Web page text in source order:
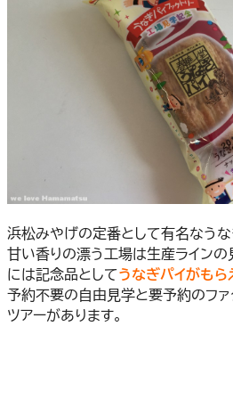
浜松みやげの定番として有名なうな
甘い香りの漂う工場は生産ライン
には記念品としてうなぎパイがもら
予約不要の自由見学と要予約のファ
ツアーがあります。